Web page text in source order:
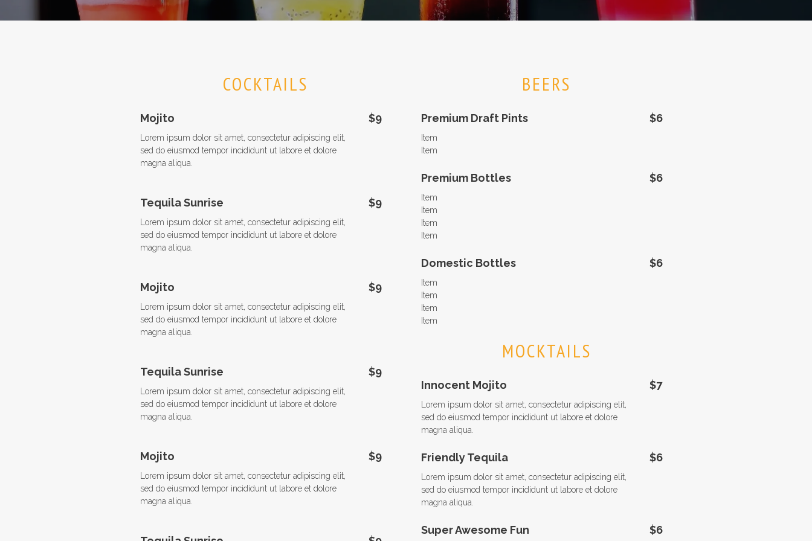
COCKTAILS
Mojito
Lorem ipsum dolor sit amet, consectetur adipiscing elit,
sed do eiusmod tempor incididunt ut labore et dolore
magna aliqua.
$9
Tequila Sunrise
Lorem ipsum dolor sit amet, consectetur adipiscing elit,
sed do eiusmod tempor incididunt ut labore et dolore
magna aliqua.
$9
Mojito
Lorem ipsum dolor sit amet, consectetur adipiscing elit,
sed do eiusmod tempor incididunt ut labore et dolore
magna aliqua.
$9
Tequila Sunrise
Lorem ipsum dolor sit amet, consectetur adipiscing elit,
sed do eiusmod tempor incididunt ut labore et dolore
magna aliqua.
$9
Mojito
Lorem ipsum dolor sit amet, consectetur adipiscing elit,
sed do eiusmod tempor incididunt ut labore et dolore
magna aliqua.
$9
BEERS
Premium Draft Pints
Item
Item
$6
Premium Bottles
Item
Item
Item
Item
$6
Domestic Bottles
Item
Item
Item
Item
$6
MOCKTAILS
Innocent Mojito
Lorem ipsum dolor sit amet, consectetur adipiscing elit,
sed do eiusmod tempor incididunt ut labore et dolore
magna aliqua.
$7
Friendly Tequila
Lorem ipsum dolor sit amet, consectetur adipiscing elit,
sed do eiusmod tempor incididunt ut labore et dolore
magna aliqua.
$6
Super Awesome Fun $6